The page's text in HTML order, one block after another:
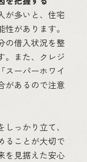
が多いと、住宅
があります。
の借入状況を整
。また、クレジ
スーパーホワイ
があるので注意
っかり立て、
ることが大切で
を見据えた安心